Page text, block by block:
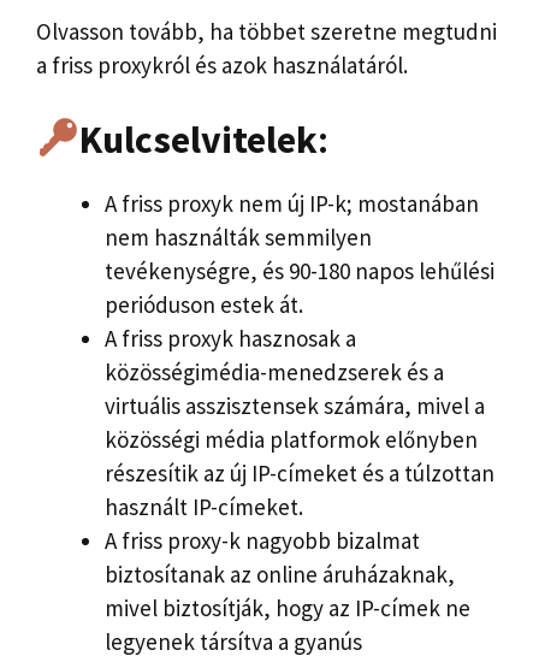
Olvasson tovább, ha többet szeretne megtudni
a friss proxykról és azok használatáról.
Kulcselvitelek:
A friss proxyk nem új IP-k; mostanában
nem használták semmilyen
tevékenységre, és 90-180 napos lehűlési
perióduson estek át.
A friss proxyk hasznosak a
közösségimédia-menedzserek és a
virtuális asszisztensek számára, mivel a
közösségi média platformok előnyben
részesítik az új IP-címeket és a túlzottan
használt IP-címeket.
A friss proxy-k nagyobb bizalmat
biztosítanak az online áruházaknak,
mivel biztosítják, hogy az IP-címek ne
legyenek társítva a gyanús